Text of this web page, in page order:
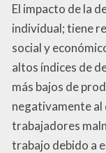
El impacto de la
individual; tiene
social y
altos índices de
más bajos de
negativamente al
trabajadores
trabajo debido a